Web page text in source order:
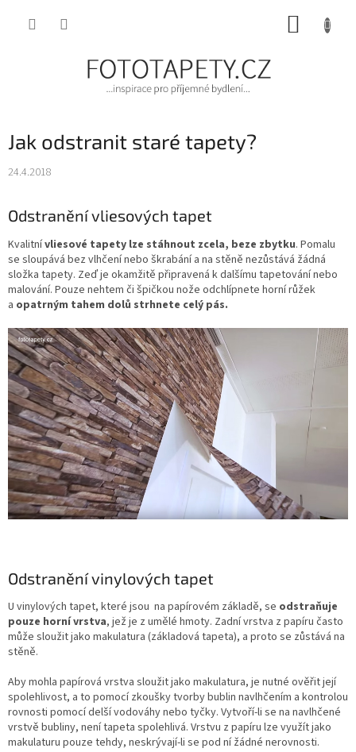
Jak odstranit staré tapety?
24.4.2018
Odstranění vliesových tapet
Kvalitnívliesové tapety lze stáhnout zcela, beze zbytku. Pomalu
se sloupává bez vlhčení nebo škrabání a na stěně nezůstává žádná
složka tapety. Zeď je okamžitě připravená k dalšímu tapetování nebo
malování. Pouze nehtem či špičkou nože odchlípnete horní růžek
a opatrným tahem dolů strhnete celý pás.
Odstranění vinylových tapet
U vinylových tapet, které jsou na papírovém základě, se odstraňuje
pouze horní vrstva, jež je z umělé hmoty. Zadní vrstva z papíru často
může sloužit jako makulatura (základová tapeta), a proto se zůstává na
stěně.
Aby mohla papírová vrstva sloužit jako makulatura, je nutné ověřit její
spolehlivost, a to pomocí zkoušky tvorby bublin navlhčením a kontrolou
rovnosti pomocí delší vodováhy nebo tyčky. Vytvoří-li se na navlhčené
vrstvě bubliny, není tapeta spolehlivá. Vrstvu z papíru lze využít jako
makulaturu pouze tehdy, neskrývají-li se pod ní žádné nerovnosti.